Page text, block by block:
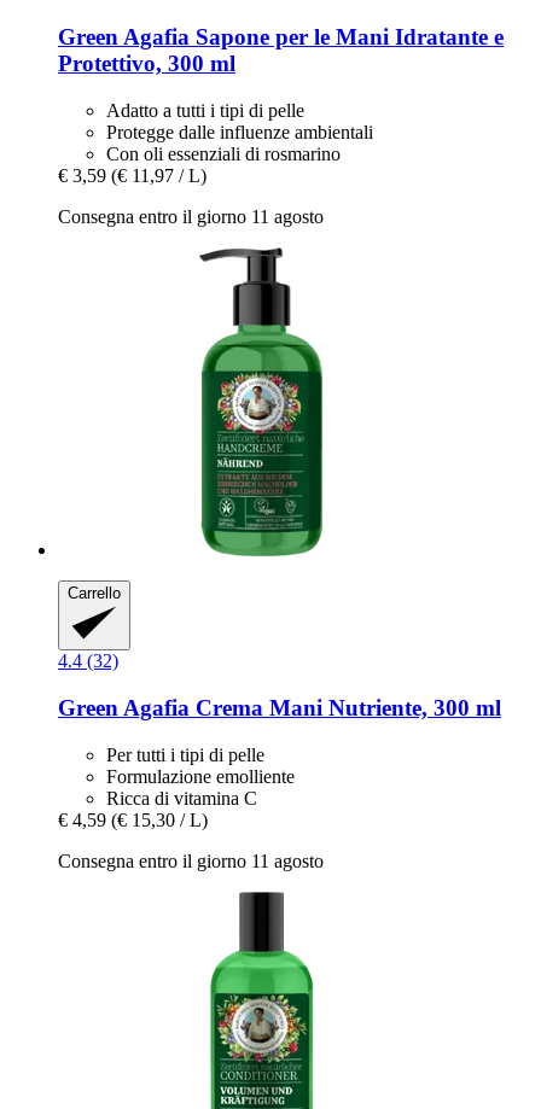
Green Agafia Sapone per le Mani Idratante e
Protettivo, 300 ml
Adatto a tutti i tipi di pelle
Protegge dalle influenze ambientali
Con oli essenziali di rosmarino
€ 3,59 (€ 11,97 / L)
Consegna entro il giorno 11 agosto
Carrello
4.4 (32)
Green Agafia Crema Mani Nutriente, 300 ml
Per tutti i tipi di pelle
Formulazione emolliente
Ricca di vitamina C
€ 4,59 (€ 15,30 / L)
Consegna entro il giorno 11 agosto